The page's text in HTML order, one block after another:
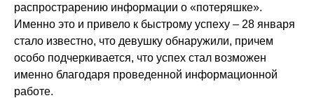
распрострарению информации о «потеряшке».
Именно это и привело к быстрому успеху – 28 января
стало известно, что девушку обнаружили, причем
особо подчеркивается, что успех стал возможен
именно благодаря проведенной информационной
работе.